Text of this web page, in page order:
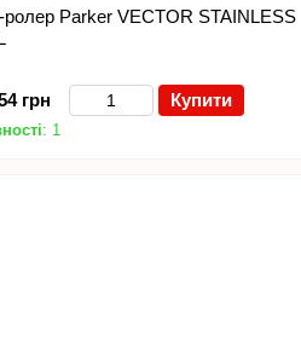
ролер Parker VECTOR STAINLESS
грн Купити
: 1